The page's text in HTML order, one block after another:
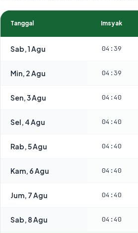
Tanggal Imsyak
Sab, 1 Agu 04:39
Min, 2 Agu 04:39
Sen, 3 Agu 04:40
Sel, 4 Agu 04:40
Rab, 5 Agu 04:40
Kam, 6 Agu 04:40
Jum, 7 Agu 04:40
Sab, 8 Agu 04:40